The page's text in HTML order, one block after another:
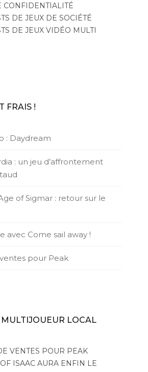
CONFIDENTIALITÉ
DE JEUX DE SOCIÉTÉ
DE JEUX VIDÉO MULTI
FRAIS !
: Daydream
: un jeu d’affrontement
of Sigmar : retour sur le
avec Come sail away !
pour Peak
MULTIJOUEUR LOCAL
VENTES POUR PEAK
ISAAC AURA ENFIN LE